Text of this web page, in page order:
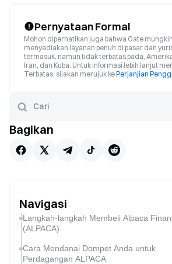
Pernyataan Formal
Mohon diperhatikan juga bahwa Gate
menyediakan layanan penuh di pasar dan
termasuk, namun tidak terbatas pada,
Iran, dan Kuba. Untuk informasi lebih lanjut
Terbatas, silakan merujuk kePerjanjian
Bagikan
Navigasi
Langkah-langkah Membeli Alpaca
(ALPACA)
Cara Mendanai Dompet Anda untuk
Perdagangan ALPACA